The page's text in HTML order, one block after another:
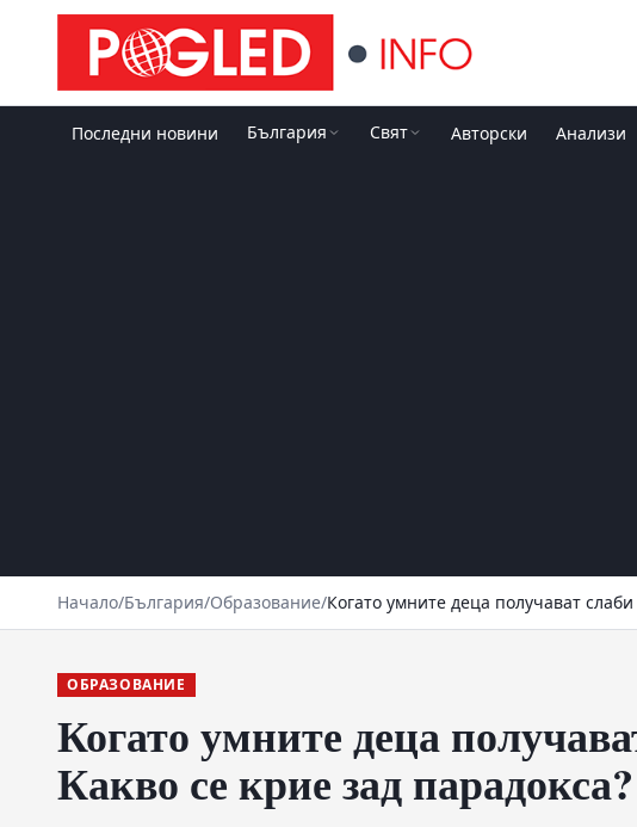
Последни новини България Свят Авторски Анализи
Начало/България/Образование/Когато умните деца получават
ОБРАЗОВАНИЕ
Когато умните деца
Какво се крие зад парадокса?